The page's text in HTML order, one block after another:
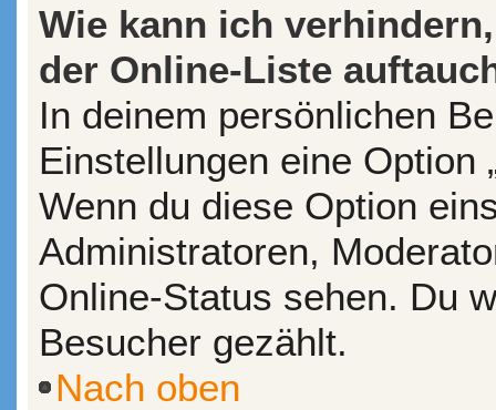
Wie kann ich
der Online-Liste
In deinem persönlichen
Einstellungen eine Option
Wenn du diese Option
Administratoren,
Online-Status sehen. Du
Besucher gezählt.
Nach oben